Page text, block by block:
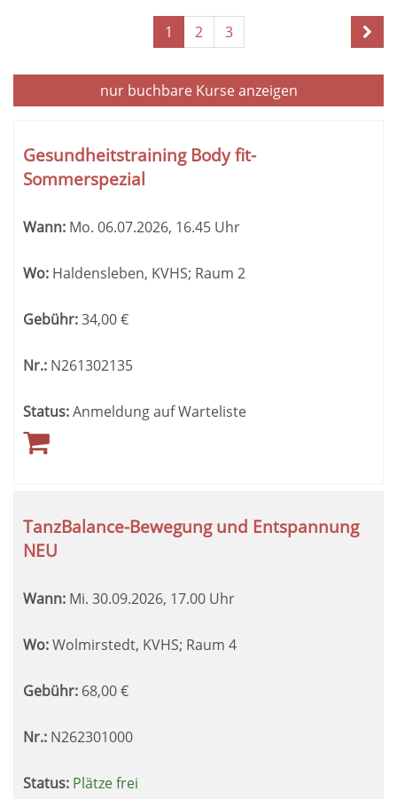
1 2 3
nur buchbareKurse anzeigen
Tabellenüberschriften
können
sortiert
Gesundheitstraining Body fit-
Sommerspezial
Wann: Mo. 06.07.2026, 16.45 Uhr
Wo: Haldensleben, KVHS; Raum 2
Gebühr:34,00€
Nr.: N261302135
Status:Anmeldung auf Warteliste
TanzBalance-Bewegung und Entspannung
NEU
Wann: Mi. 30.09.2026, 17.00 Uhr
Wo:Wolmirstedt, KVHS; Raum 4
Gebühr: 68,00€
Nr.: N262301000
Status: Plätze frei